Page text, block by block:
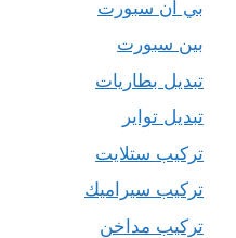
بي ان سبورت
بين سبورت
تبديل بطاريات
تبديل تواير
تركيب ستلايت
تركيب سيراميك
تركيب مداخن